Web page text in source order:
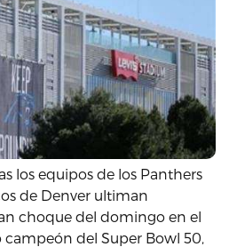
los equipos de los Panthers
de Denver ultiman
choque del domingo en el
del Super Bowl 50,